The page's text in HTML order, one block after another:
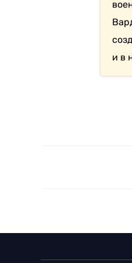
и в